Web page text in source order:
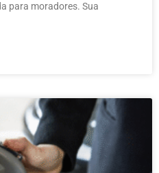
para moradores. Sua